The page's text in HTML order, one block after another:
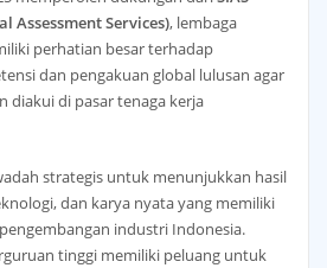
Assessment Services), lembaga
perhatian besar terhadap
dan pengakuan global lulusan agar
diakui di pasar tenaga kerja
strategis untuk menunjukkan hasil
dan karya nyata yang memiliki
industri Indonesia.
tinggi memiliki peluang untuk